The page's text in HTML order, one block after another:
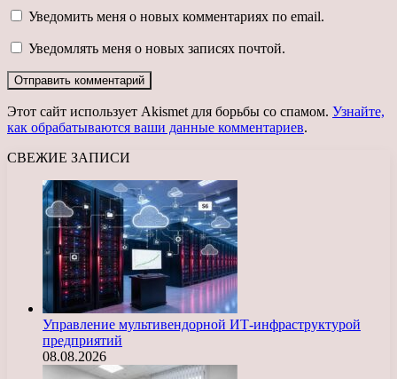
Уведомить меня о новых комментариях по email.
Уведомлять меня о новых записях почтой.
Этот сайт использует Akismet для борьбы со спамом. Узнайте,
как обрабатываются ваши данные комментариев.
СВЕЖИЕ ЗАПИСИ
Управление мультивендорной ИТ-инфраструктурой
предприятий
08.08.2026